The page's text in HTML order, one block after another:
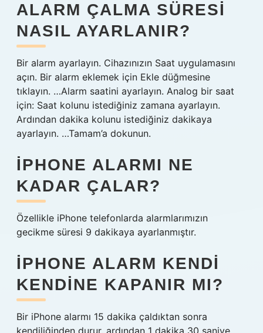
ALARM ÇALMA SÜRESI
NASIL AYARLANIR?
Bir alarm ayarlayın. Cihazınızın Saat uygulamasını
açın. Bir alarm eklemek için Ekle düğmesine
tıklayın. …Alarm saatini ayarlayın. Analog bir saat
için: Saat kolunu istediğiniz zamana ayarlayın.
Ardından dakika kolunu istediğiniz dakikaya
ayarlayın. …Tamam’a dokunun.
IPHONE ALARMI NE
KADAR ÇALAR?
Özellikle iPhone telefonlarda alarmlarımızın
gecikme süresi 9 dakikaya ayarlanmıştır.
IPHONE ALARM KENDI
KENDINE KAPANIR MI?
Bir iPhone alarmı 15 dakika çaldıktan sonra
kendiliğinden durur, ardından 1 dakika 30 saniye